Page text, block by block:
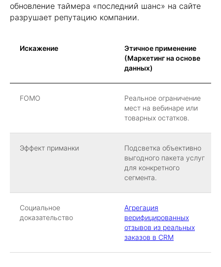
обновление таймера «последний шанс» на сайте
разрушает репутацию компании.
Искажение
Этичное применение
(Маркетинг на основе
данных)
FOMO
Реальное ограничение
мест на вебинаре или
товарных остатков.
Эффект приманки
Подсветка объективно
выгодного пакета услуг
для конкретного
сегмента.
Социальное
доказательство
Агрегация
верифицированных
отзывов из реальных
заказов в CRM